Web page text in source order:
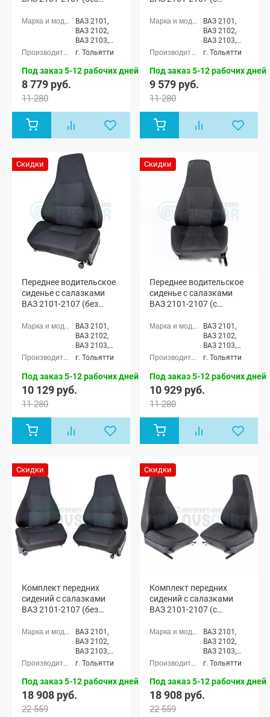
ВАЗ 2101,
ВАЗ 2102,
ВАЗ 2103,
ВАЗ 2104,
ВАЗ 2106,
г. Тольятти
Под заказ 5-12 рабочих дней
8 779 руб.
11 280
ВАЗ 2101,
ВАЗ 2102,
ВАЗ 2103,
ВАЗ 2104,
ВАЗ 2106,
г. Тольятти
Под заказ 5-12 рабочих дней
9 579 руб.
11 280
Скидки
Переднее водительское
сиденье с салазками
ВАЗ 2101-2107 (без
ВАЗ 2101,
ВАЗ 2102,
ВАЗ 2103,
ВАЗ 2104,
ВАЗ 2106,
г. Тольятти
Под заказ 5-12 рабочих дней
10 129 руб.
11 280
Скидки
Переднее водительское
сиденье с салазками
ВАЗ 2101-2107 (с
ВАЗ 2101,
ВАЗ 2102,
ВАЗ 2103,
ВАЗ 2104,
ВАЗ 2106,
г. Тольятти
Под заказ 5-12 рабочих дней
10 929 руб.
11 280
Скидки
Комплект передних
сидений с салазками
ВАЗ 2101-2107 (без
ВАЗ 2101,
ВАЗ 2102,
ВАЗ 2103,
ВАЗ 2104,
ВАЗ 2106,
г. Тольятти
Под заказ 5-12 рабочих дней
18 908 руб.
22 559
Скидки
Комплект передних
сидений с салазками
ВАЗ 2101-2107 (с
ВАЗ 2101,
ВАЗ 2102,
ВАЗ 2103,
ВАЗ 2104,
ВАЗ 2106,
г. Тольятти
Под заказ 5-12 рабочих дней
18 908 руб.
22 559